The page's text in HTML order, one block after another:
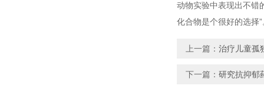
动物实验中表现出不错
化合物是个很好的选择”
上一篇： 治疗儿童孤
下一篇： 研究抗抑郁